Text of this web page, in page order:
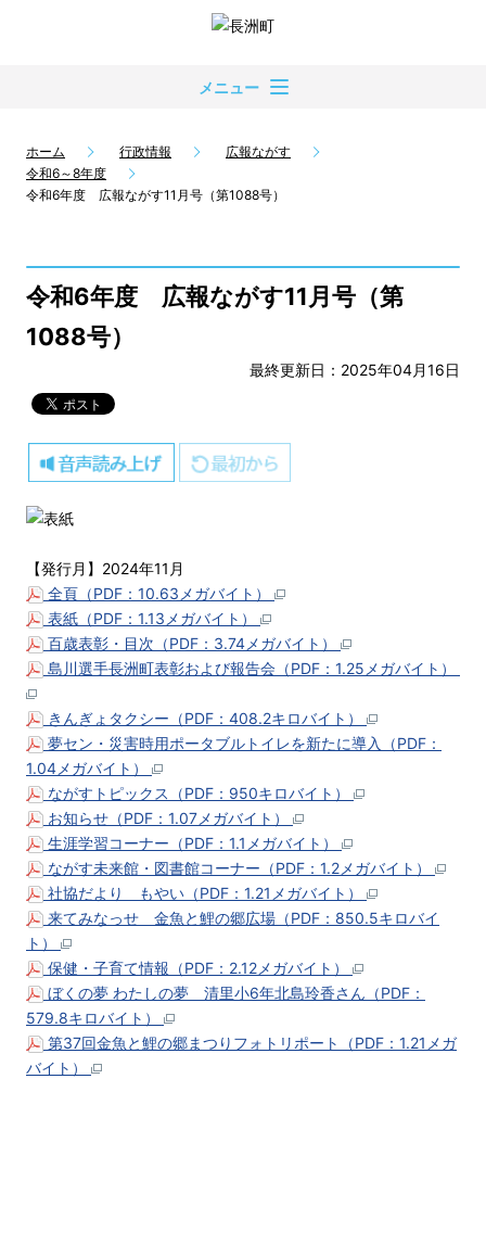
メニュー
ホーム 行政情報
広報ながす
令和6～8年度
令和6年度 広報ながす11月号（第1088号）
令和6年度 広報ながす11月号（第
1088号）
最終更新日：2025年04月16日
【発行月】2024年11月
全頁（PDF：10.63メガバイト）
表紙（PDF：1.13メガバイト）
百歳表彰・目次（PDF：3.74メガバイト）
島川選手長洲町表彰および報告会（PDF：1.25メガバイト）
きんぎょタクシー（PDF：408.2キロバイト）
夢セン・災害時用ポータブルトイレを新たに導入（PDF：
1.04メガバイト）
ながすトピックス（PDF：950キロバイト）
お知らせ（PDF：1.07メガバイト）
生涯学習コーナー（PDF：1.1メガバイト）
ながす未来館・図書館コーナー（PDF：1.2メガバイト）
社協だより もやい（PDF：1.21メガバイト）
来てみなっせ 金魚と鯉の郷広場（PDF：850.5キロバイ
ト）
保健・子育て情報（PDF：2.12メガバイト）
ぼくの夢 わたしの夢 清里小6年北島玲香さん（PDF：
579.8キロバイト）
第37回金魚と鯉の郷まつりフォトリポート（PDF：1.21メガ
バイト）